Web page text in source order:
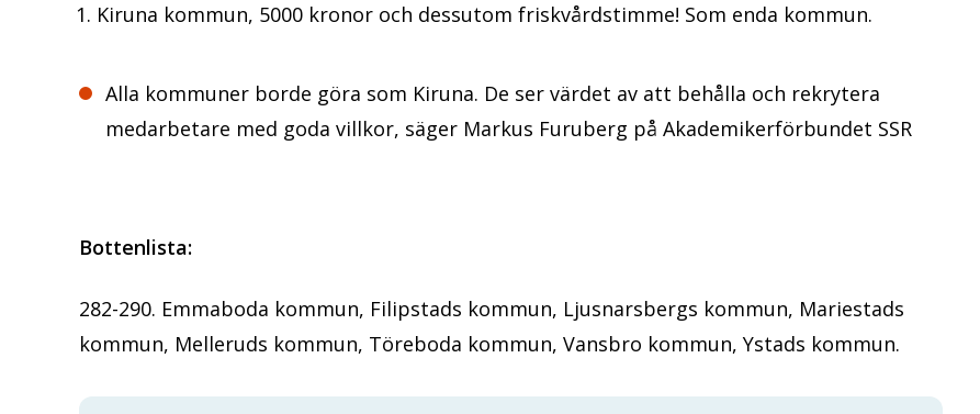
Kiruna kommun, 5000 kronor och dessutom friskvårdstimme! Som enda kommun.
Alla kommuner borde göra som Kiruna. De ser värdet av att behålla och rekrytera
medarbetare med goda villkor, säger Markus Furuberg på Akademikerförbundet SSR
Bottenlista:
282-290. Emmaboda kommun, Filipstads kommun, Ljusnarsbergs kommun, Mariestads
kommun, Melleruds kommun, Töreboda kommun, Vansbro kommun, Ystads kommun.